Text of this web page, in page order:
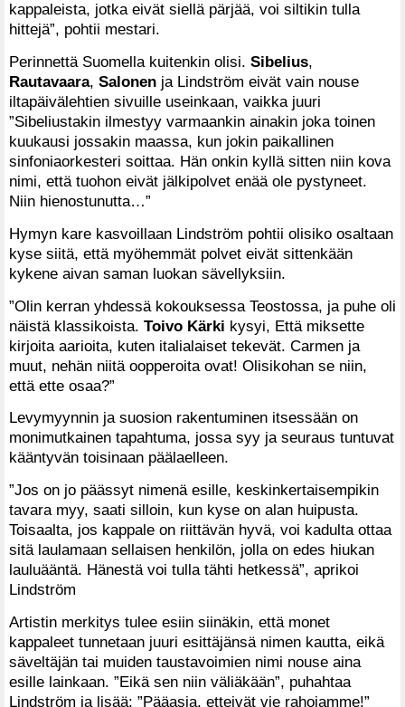
kappaleista, jotka eivät siellä pärjää, voi siltikin tulla
hittejä”, pohtii mestari.
Perinnettä Suomella kuitenkin olisi. Sibelius,
Rautavaara, Salonen ja Lindström eivät vain nouse
iltapäivälehtien sivuille useinkaan, vaikka juuri
”Sibeliustakin ilmestyy varmaankin ainakin joka toinen
kuukausi jossakin maassa, kun jokin paikallinen
sinfoniaorkesteri soittaa. Hän onkin kyllä sitten niin kova
nimi, että tuohon eivät jälkipolvet enää ole pystyneet.
Niin hienostunutta…”
Hymyn kare kasvoillaan Lindström pohtii olisiko osaltaan
kyse siitä, että myöhemmät polvet eivät sittenkään
kykene aivan saman luokan sävellyksiin.
”Olin kerran yhdessä kokouksessa Teostossa, ja puhe oli
näistä klassikoista. Toivo Kärki kysyi, Että miksette
kirjoita aarioita, kuten italialaiset tekevät. Carmen ja
muut, nehän niitä oopperoita ovat! Olisikohan se niin,
että ette osaa?”
Levymyynnin ja suosion rakentuminen itsessään on
monimutkainen tapahtuma, jossa syy ja seuraus tuntuvat
kääntyvän toisinaan päälaelleen.
”Jos on jo päässyt nimenä esille, keskinkertaisempikin
tavara myy, saati silloin, kun kyse on alan huipusta.
Toisaalta, jos kappale on riittävän hyvä, voi kadulta ottaa
sitä laulamaan sellaisen henkilön, jolla on edes hiukan
lauluääntä. Hänestä voi tulla tähti hetkessä”, aprikoi
Lindström
Artistin merkitys tulee esiin siinäkin, että monet
kappaleet tunnetaan juuri esittäjänsä nimen kautta, eikä
säveltäjän tai muiden taustavoimien nimi nouse aina
esille lainkaan. ”Eikä sen niin väliäkään”, puhahtaa
Lindström ja lisää: ”Pääasia, etteivät vie rahojamme!”